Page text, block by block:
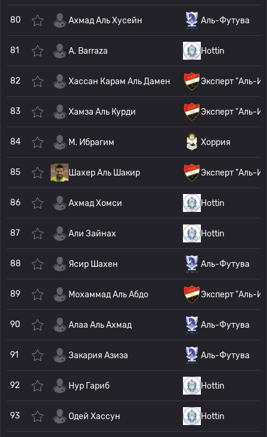
80 Ахмад Аль Хусейн Аль-Футува
81 A. Barraza Hottin
82 Хассан Карам Аль Дамен Эксперт "Аль-
83 Хамза Аль Курди Эксперт "Аль-
84 М. Ибрагим Хоррия
85 Шахер Аль Шакир Эксперт "Аль-
86 Ахмад Хомси Hottin
87 Али Зайнах Hottin
88 Ясир Шахен Аль-Футува
89 Мохаммад Аль Абдо Эксперт "Аль-
90 Алаа Аль Ахмад Аль-Футува
91 Закария Азиза Аль-Футува
92 Нур Гариб Hottin
93 Одей Хассун Hottin